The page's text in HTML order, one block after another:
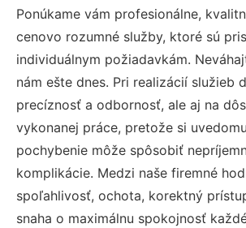
Ponúkame vám profesionálne,
cenovo rozumné služby, ktoré sú
individuálnym požiadavkám.
nám ešte dnes. Pri realizácií služieb
precíznosť a odbornosť, ale aj na
vykonanej práce, pretože si
pochybenie môže spôsobiť
komplikácie. Medzi naše firemné
spoľahlivosť, ochota, korektný
snaha o maximálnu spokojnosť